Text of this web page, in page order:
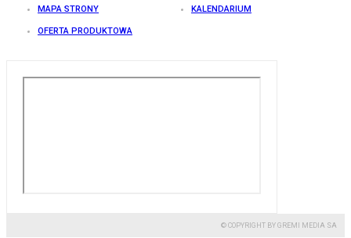
MAPA STRONY KALENDARIUM
OFERTA PRODUKTOWA
© COPYRIGHT BY GREMI MEDIA SA